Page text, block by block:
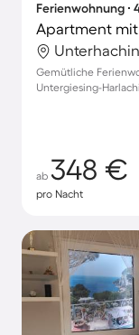
Ferienwohnung ∙
Apartment
Gemütliche
Untergiesing-
ab 348 €
pro Nacht